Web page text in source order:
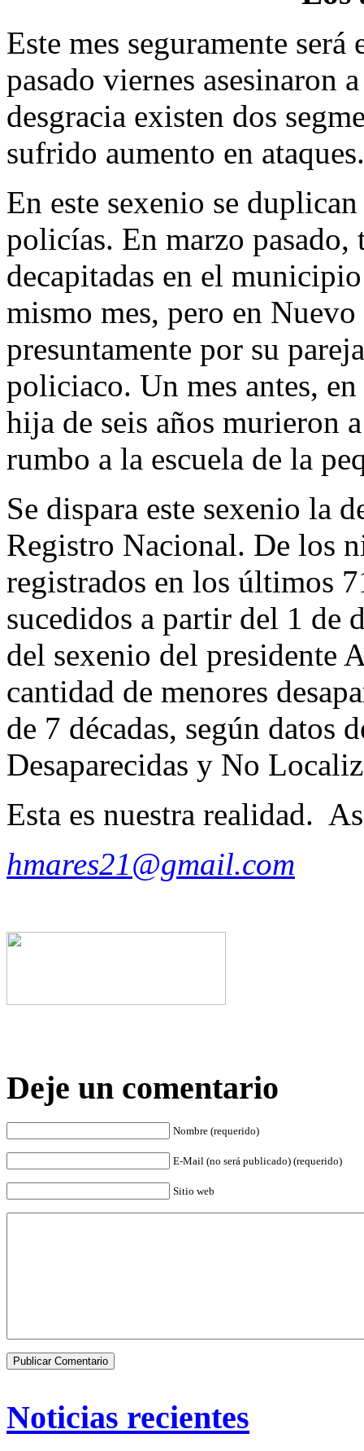
Este mes seguramente
pasado viernes asesinaron
desgracia existen dos
sufrido aumento en
En este sexenio se
policías. En marzo
decapitadas en el
mismo mes, pero en
presuntamente por su
policiaco. Un mes antes,
hija de seis años murieron
rumbo a la escuela de la
Se dispara este sexenio la
Registro Nacional. De los
registrados en los últimos
sucedidos a partir del 1 de
del sexenio del presidente
cantidad de menores
de 7 décadas, según datos
Desaparecidas y No
Esta es nuestra realidad.
hmares21@gmail.com
Deje un comentario
Nombre (requerido)
E-Mail (no será publicado) (requerido)
Sitio web
Noticias recientes